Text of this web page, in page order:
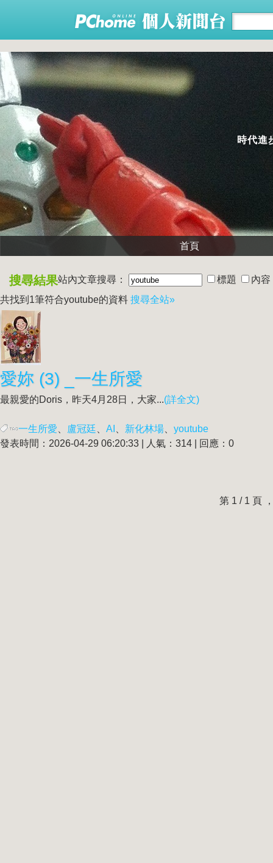
時代進
首頁
搜尋結果站內文章搜尋： 標題
內容
共找到1筆符合youtube的資料 搜尋全站»
愛妳 (3) _一生所愛
最親愛的Doris，昨天4月28日，大家...(詳全文)
一生所愛 盧冠廷 AI 新化林場
youtube
發表時間：2026-04-29 06:20:33 | 人氣：314 | 回應：0
第 1 / 1